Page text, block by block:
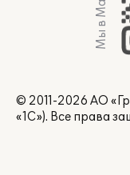
Мы в Max
© 2011-2026 АО
«1С»). Все права